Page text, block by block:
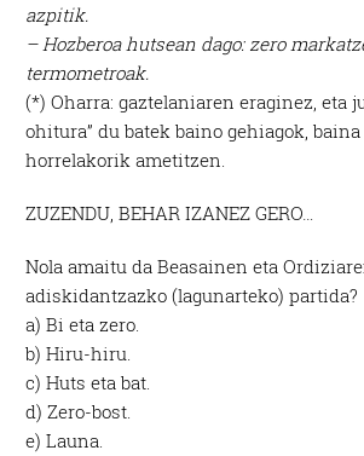
azpitik.
– Hozberoa hutsean dago: zero
termometroak.
(*) Oharra: gaztelaniaren eraginez, eta
ohitura” du batek baino gehiagok,
horrelakorik ametitzen.
ZUZENDU, BEHAR IZANEZ GERO…
Nola amaitu da Beasainen eta
adiskidantzazko (lagunarteko) partida?
a) Bi eta zero.
b) Hiru-hiru.
c) Huts eta bat.
d) Zero-bost.
e) Launa.